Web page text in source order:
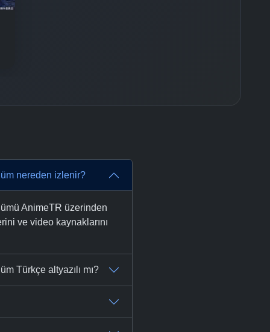
nereden izlenir?
AnimeTR üzerinden
ve video kaynaklarını
Türkçe altyazılı mı?